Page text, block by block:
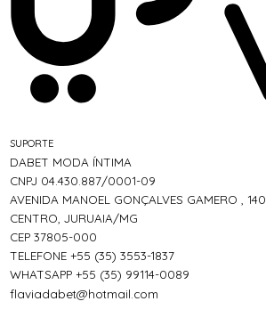
SUPORTE
DABET MODA ÍNTIMA
CNPJ 04.430.887/0001-09
AVENIDA MANOEL GONÇALVES GAMERO , 140
CENTRO, JURUAIA/MG
CEP 37805-000
TELEFONE +55 (35) 3553-1837
WHATSAPP +55 (35) 99114-0089
flaviadabet@hotmail.com